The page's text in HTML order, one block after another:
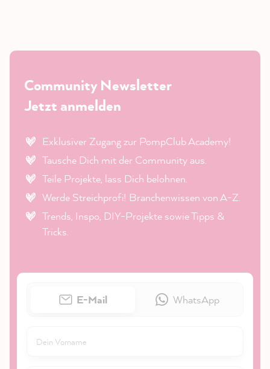
Community Newsletter
Jetzt anmelden
Exklusiver Zugang zur PompClub Academy!
Tausche Dich mit der Community aus.
Teile Projekte, lass Dich belohnen.
Werde Streichprofi! Branchenwissen von A-Z.
Trends, Inspo, DIY-Projekte sowie Tipps &
Tricks.
E-Mail WhatsApp